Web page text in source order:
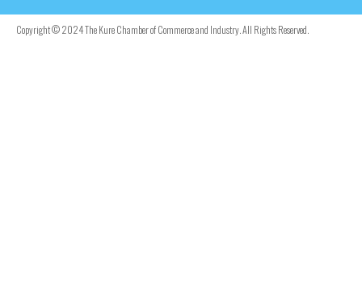
Copyright © 2024 The Kure Chamber of Commerce and Industry. All Rights Reserved.